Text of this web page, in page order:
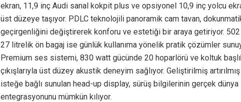
ekran, 11,9 inç Audi sanal kokpit plus ve opsiyonel 10,9 inç yolcu
üst düzeye taşıyor. PDLC teknolojili panoramik cam tavan,
geçirgenliğini değiştirerek konforu ve estetiği bir araya getiriyor.
27 litrelik ön bagaj ise günlük kullanıma yönelik pratik çözümler
Premium ses sistemi, 830 watt gücünde 20 hoparlörü ve koltuk
çıkışlarıyla üst düzey akustik deneyim sağlıyor. Geliştirilmiş
isteğe bağlı sunulan head-up display, sürüş bilgilerinin gerçek
entegrasyonunu mümkün kılıyor.